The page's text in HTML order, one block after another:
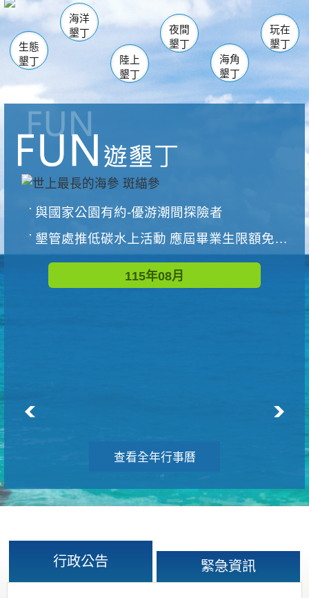
南仁湖
海生館
恆春 佳樂水
龍鑾潭自然中心 森林遊樂區
瓊麻館
關山 墾管處遊客中心
社頂公園 風吹沙
船帆石
白砂 龍磐公園
香蕉灣
砂島
鵝鑾鼻
生態
墾丁
海洋
墾丁
陸上
墾丁
夜間
墾丁
海角
墾丁
玩在
墾丁
與國家公園有約-優游潮間探險者
墾管處推低碳水上活動 應屆畢業生限額免費參加
115年08月
查看全年行事曆
行政公告 緊急資訊